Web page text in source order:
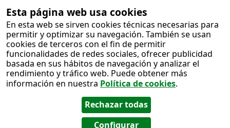
Esta página web usa cookies
En esta web se sirven cookies técnicas necesarias para
permitir y optimizar su navegación. También se usan
cookies de terceros con el fin de permitir
funcionalidades de redes sociales, ofrecer publicidad
basada en sus hábitos de navegación y analizar el
rendimiento y tráfico web. Puede obtener más
información en nuestra Política de cookies.